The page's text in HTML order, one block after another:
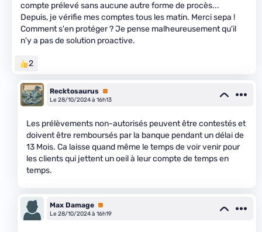
compte prélevé sans aucune autre forme de procès...
Depuis, je vérifie mes comptes tous les matin. Merci sepa !
Comment s'en protéger ? Je pense malheureusement qu'il
n'y a pas de solution proactive.
2
Recktosaurus Premium
Le 28/10/2024 à 16h13
Les prélèvements non-autorisés peuvent être contestés et
doivent être remboursés par la banque pendant un délai de
13 Mois. Ca laisse quand même le temps de voir venir pour
les clients qui jettent un oeil à leur compte de temps en
temps.
Max Damage Premium
Le 28/10/2024 à 16h19